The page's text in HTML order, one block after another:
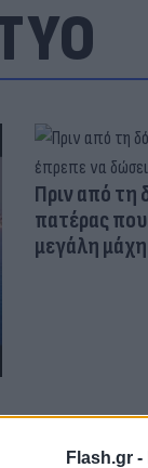
Flash.gr -
Πριν από τη
πατέρας
μεγάλη μάχη